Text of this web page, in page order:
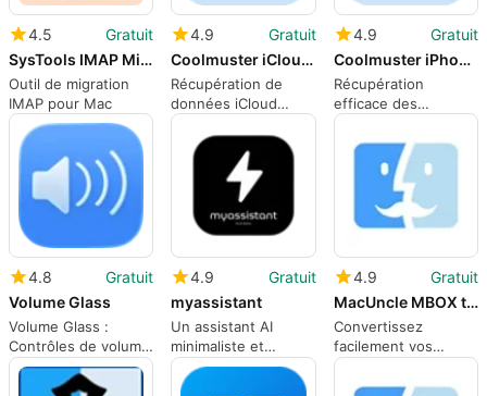
4.5
Gratuit
SysTools IMAP Migrator for Mac
Outil de migration
IMAP pour Mac
4.9
Gratuit
Coolmuster iCloud Backup Recovery
Récupération de
données iCloud
simplifiée
4.9
Gratuit
Coolmuster iPhone WhatsApp Recovery
Récupération
efficace des
données WhatsApp
sur Mac
4.8
Gratuit
Volume Glass
Volume Glass :
Contrôles de volume
élégants pour Mac
4.9
Gratuit
myassistant
Un assistant AI
minimaliste et
efficace
4.9
Gratuit
MacUncle MBOX to Gmail Converter
Convertissez
facilement vos
fichiers MBOX vers
Gmail